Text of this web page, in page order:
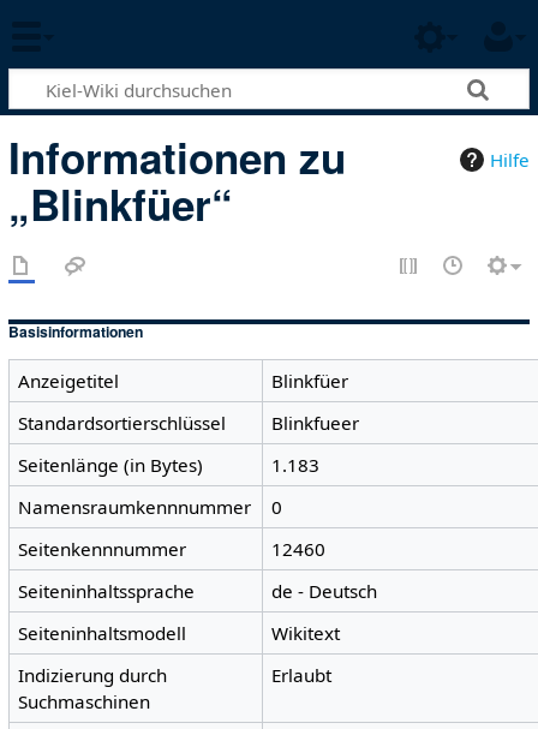
Hilfe
Informationen zu
„Blinkfüer“
Basisinformationen
Anzeigetitel
Blinkfüer
Standardsortierschlüssel
Blinkfueer
Seitenlänge (in Bytes)
1.183
Namensraumkennnummer
0
Seitenkennnummer
12460
Seiteninhaltssprache
de - Deutsch
Seiteninhaltsmodell
Wikitext
Indizierung durch
Suchmaschinen
Erlaubt